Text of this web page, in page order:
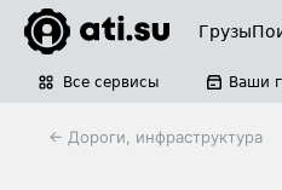
Грузы
Все сервисы Ваши
← Дороги, инфраструктура